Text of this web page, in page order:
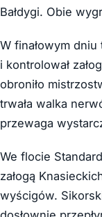
Bałdygi. Obie
W finałowym
i kontrolował
obroniło
trwała walka
przewaga
We flocie
załogą
wyścigów.